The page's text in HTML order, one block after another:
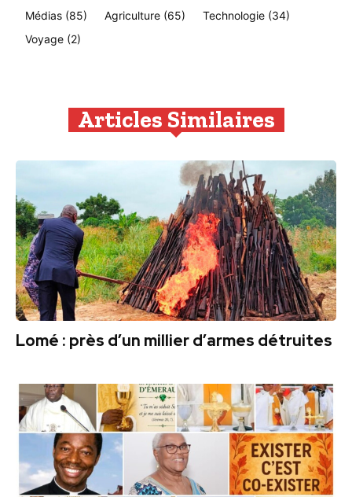
Médias (85) Agriculture (65) Technologie (34)
Voyage (2)
Articles Similaires
Lomé : près d’un millier d’armes détruites